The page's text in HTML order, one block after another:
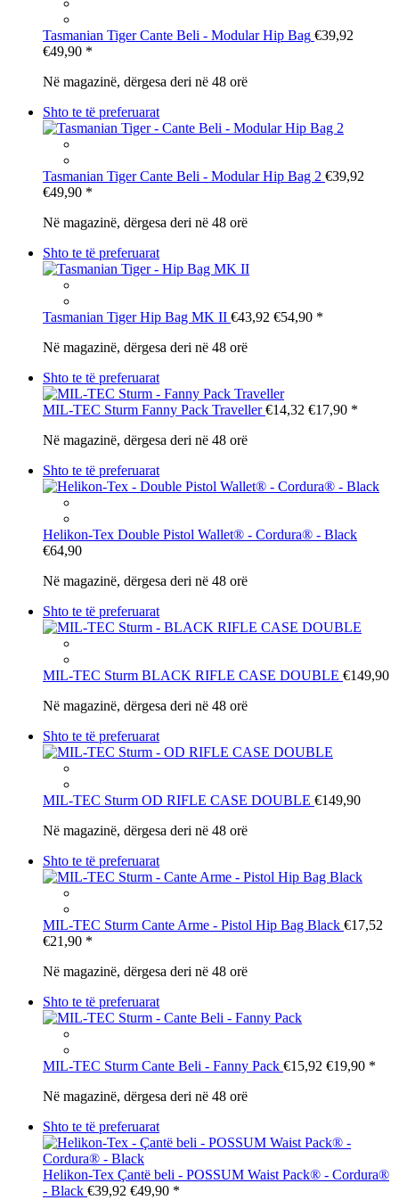
Tasmanian Tiger Cante Beli - Modular Hip Bag €39,92
€49,90 *
Në magazinë, dërgesa deri në 48 orë
Shto te të preferuarat
Tasmanian Tiger Cante Beli - Modular Hip Bag 2 €39,92
€49,90 *
Në magazinë, dërgesa deri në 48 orë
Shto te të preferuarat
Tasmanian Tiger Hip Bag MK II €43,92 €54,90 *
Në magazinë, dërgesa deri në 48 orë
Shto te të preferuarat
MIL-TEC Sturm Fanny Pack Traveller €14,32 €17,90 *
Në magazinë, dërgesa deri në 48 orë
Shto te të preferuarat
Helikon-Tex Double Pistol Wallet® - Cordura® - Black
€64,90
Në magazinë, dërgesa deri në 48 orë
Shto te të preferuarat
MIL-TEC Sturm BLACK RIFLE CASE DOUBLE €149,90
Në magazinë, dërgesa deri në 48 orë
Shto te të preferuarat
MIL-TEC Sturm OD RIFLE CASE DOUBLE €149,90
Në magazinë, dërgesa deri në 48 orë
Shto te të preferuarat
MIL-TEC Sturm Cante Arme - Pistol Hip Bag Black €17,52
€21,90 *
Në magazinë, dërgesa deri në 48 orë
Shto te të preferuarat
MIL-TEC Sturm Cante Beli - Fanny Pack €15,92 €19,90 *
Në magazinë, dërgesa deri në 48 orë
Shto te të preferuarat
Helikon-Tex Çantë beli - POSSUM Waist Pack® - Cordura®
- Black €39,92 €49,90 *